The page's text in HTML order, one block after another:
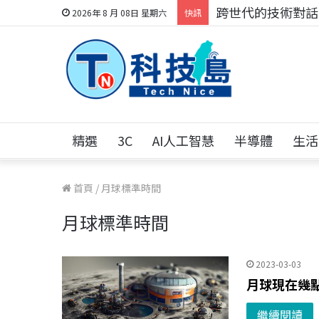
2026年 8 月 08日 星期六 快訊 跨世代的技術對
精選 3C AI人工智慧 半導體 生活
首頁 / 月球標準時間
月球標準時間
2023-03-03
月球現在幾
繼續閱讀